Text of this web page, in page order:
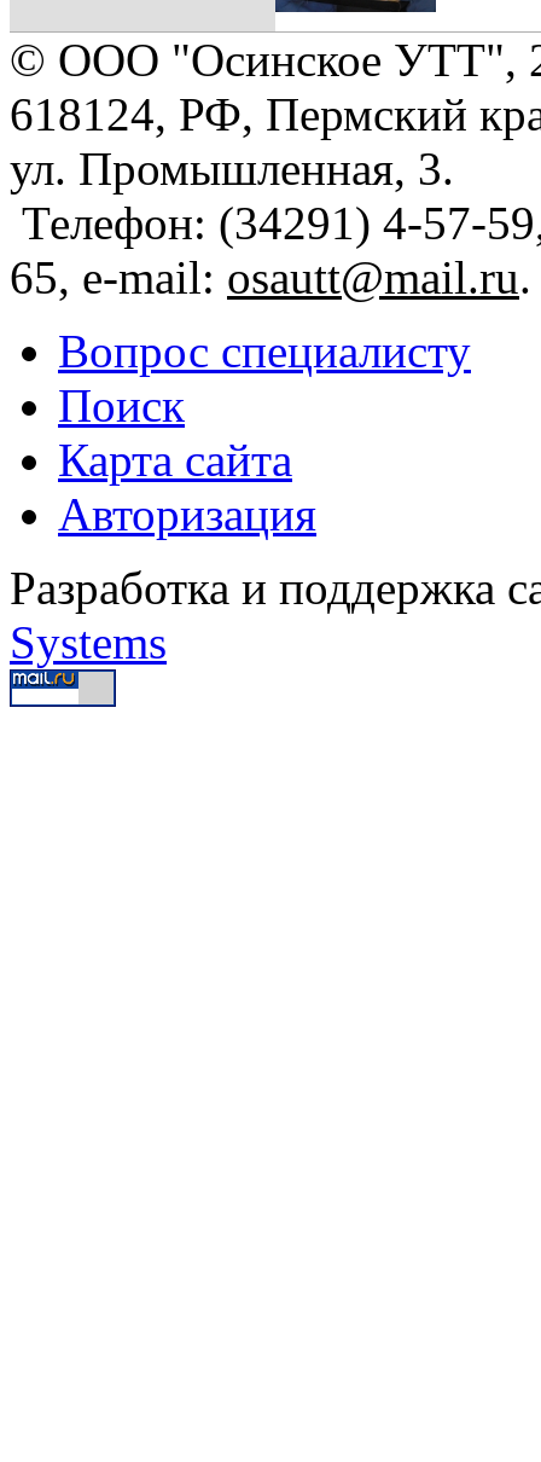
© ООО "Осинское УТТ",
618124, РФ, Пермский
ул. Промышленная, 3.
Телефон: (34291) 4-57-
65, e-mail: osautt@mail.ru.
Вопрос специалисту
Поиск
Карта сайта
Авторизация
Разработка и поддержка
Systems